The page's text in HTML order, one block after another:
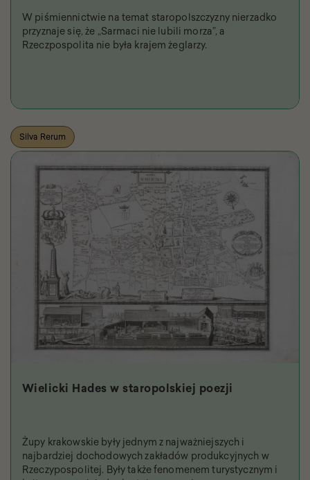
W piśmiennictwie na temat staropolszczyzny nierzadko
przyznaje się, że „Sarmaci nie lubili morza”, a
Rzeczpospolita nie była krajem żeglarzy.
Silva Rerum
Wielicki Hades w staropolskiej poezji
Żupy krakowskie były jednym z najważniejszych i
najbardziej dochodowych zakładów produkcyjnych w
Rzeczypospolitej. Były także fenomenem turystycznym i